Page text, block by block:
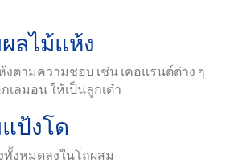
ลไม้แห้ง
ตามความชอบ เช่น เคอแรนต์ต่าง ๆ
เลมอน ให้เป็นลูกเต๋า
ป้งโด
งหมดลงในโถผสม